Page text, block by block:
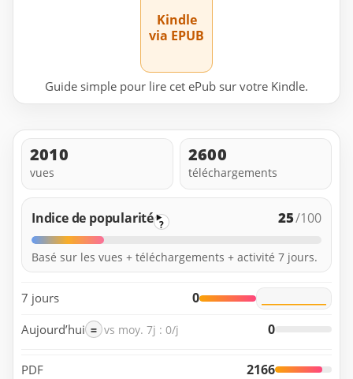
Kindle
via EPUB
Guide simple pour lire cet ePub sur votre Kindle.
2010
vues
2600
téléchargements
Indice de popularité ? 25/100
Basé sur les vues + téléchargements + activité 7 jours.
7 jours 0
Aujourd’hui = vs moy. 7j : 0/j 0
PDF 2166